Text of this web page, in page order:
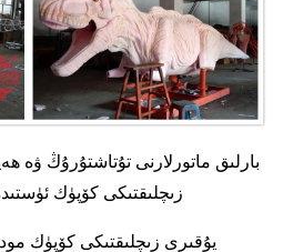
بارلىق ماتورلارنى تۇتاشتۇرۇڭ ۋە
زىچلىقتىكى كۆپۈك
يۇقىرى زىچلىقتىكى كۆپۈك